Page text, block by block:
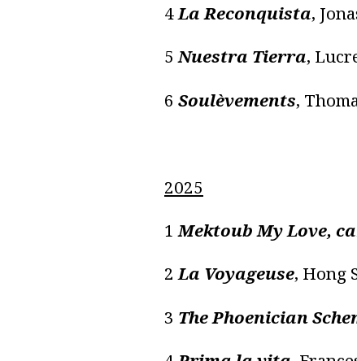
4La Reconquista,
5 Nuestra Tierra,
6 Soulèvements,
2025
1 Mektoub My Love,
2La Voyageuse, Hong
3 The Phoenician